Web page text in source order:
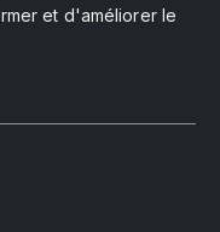
et d'améliorer le